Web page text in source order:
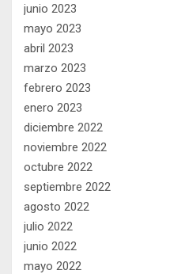
junio 2023
mayo 2023
abril 2023
marzo 2023
febrero 2023
enero 2023
diciembre 2022
noviembre 2022
octubre 2022
septiembre 2022
agosto 2022
julio 2022
junio 2022
mayo 2022